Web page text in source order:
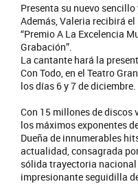
Presenta su nuevo sencillo
Además, Valeria recibirá
“Premio A La Excelencia
Grabación”.
La cantante hará la
Con Todo, en el Teatro
los días 6 y 7 de diciembre.
Con 15 millones de discos
los máximos exponentes
Dueña de innumerables
actualidad, consagrada
sólida trayectoria
impresionante seguidilla